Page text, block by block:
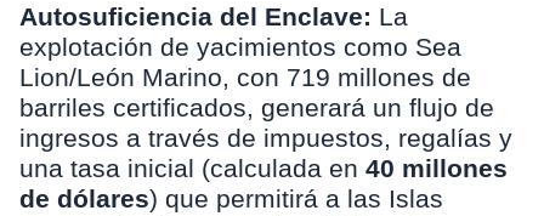
Autosuficiencia del Enclave: La
explotación de yacimientos como Sea
Lion/León Marino, con 719 millones de
barriles certificados, generará un flujo de
ingresos a través de impuestos, regalías y
una tasa inicial (calculada en 40 millones
de dólares) que permitirá a las Islas